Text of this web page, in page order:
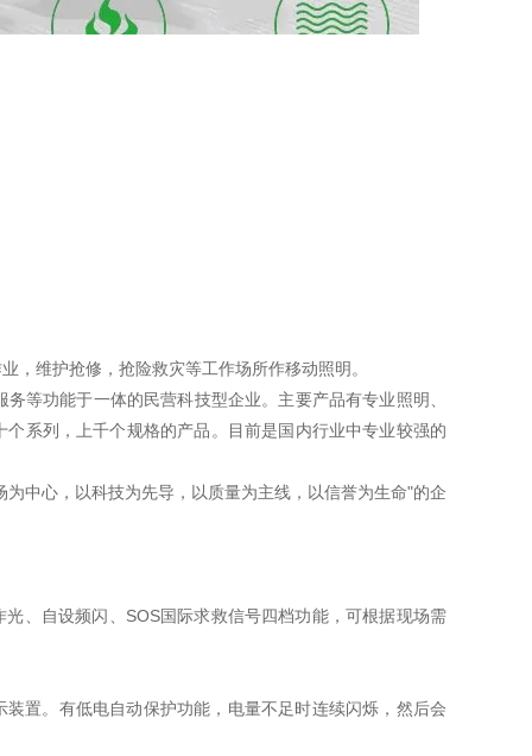
，维护抢修，抢险救灾等工作场所作移动照明。
等功能于一体的民营科技型企业。主要产品有专业照明、
系列，上千个规格的产品。目前是国内行业中专业较强的
中心，以科技为先导，以质量为主线，以信誉为生命"的企
、自设频闪、SOS国际求救信号四档功能，可根据现场需
置。有低电自动保护功能，电量不足时连续闪烁，然后会